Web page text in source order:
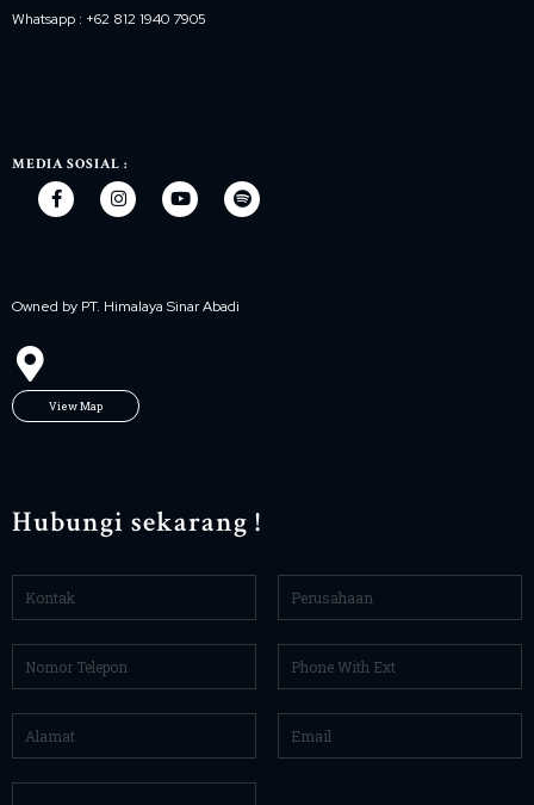
Whatsapp : +62 812 1940 7905
MEDIA SOSIAL :
Owned by PT. Himalaya Sinar Abadi
View Map
Hubungi sekarang !